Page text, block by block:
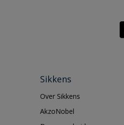
Sikkens
Over Sikkens
AkzoNobel